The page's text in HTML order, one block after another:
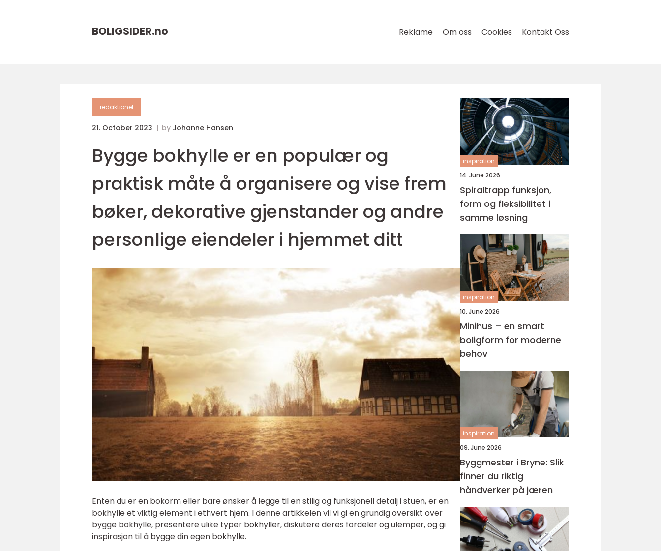
BOLIGSIDER.no Reklame Om oss Cookies Kontakt Oss
redaktionel
21. October 2023 by Johanne Hansen
Bygge bokhylle er en populær og
praktisk måte å organisere og vise frem
bøker, dekorative gjenstander og andre
personlige eiendeler i hjemmet ditt
Enten du er en bokorm eller bare ønsker å legge til en stilig og funksjonell detalj i stuen, er en
bokhylle et viktig element i ethvert hjem. I denne artikkelen vil vi gi en grundig oversikt over
bygge bokhylle, presentere ulike typer bokhyller, diskutere deres fordeler og ulemper, og gi
inspirasjon til å bygge din egen bokhylle.
inspiration
14. June 2026
Spiraltrapp funksjon,
form og fleksibilitet i
samme løsning
inspiration
10. June 2026
Minihus – en smart
boligform for moderne
behov
inspiration
09. June 2026
Byggmester i Bryne: Slik
finner du riktig
håndverker på jæren